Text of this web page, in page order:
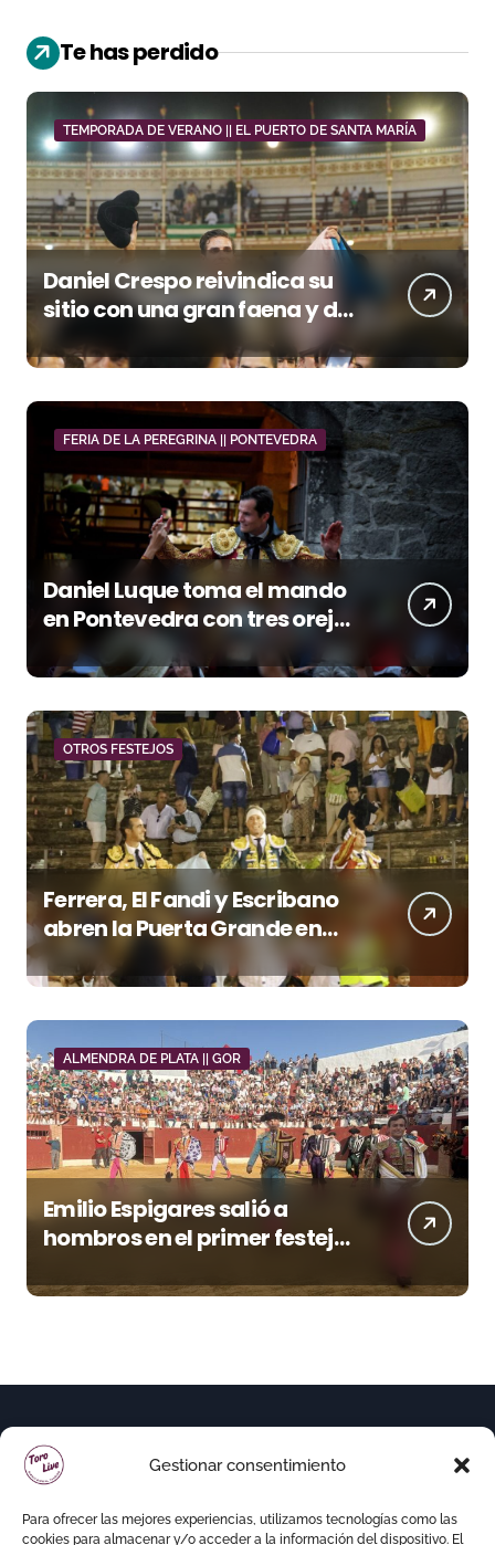
Gestionar consentimiento
Para ofrecer las mejores experiencias, utilizamos tecnologías como las
cookies para almacenar y/o acceder a la información del dispositivo. El
Te has perdido
TEMPORADA DE VERANO || EL PUERTO DE SANTA MARÍA
Daniel Crespo reivindica su
sitio con una gran faena y dos
orejas
FERIA DE LA PEREGRINA || PONTEVEDRA
Daniel Luque toma el mando
en Pontevedra con tres orejas
y una Puerta Grande de peso
OTROS FESTEJOS
Ferrera, El Fandi y Escribano
abren la Puerta Grande en
una tarde triunfal en Azuaga
ALMENDRA DE PLATA || GOR
Emilio Espigares salió a
hombros en el primer festejo
la Feria de Gor